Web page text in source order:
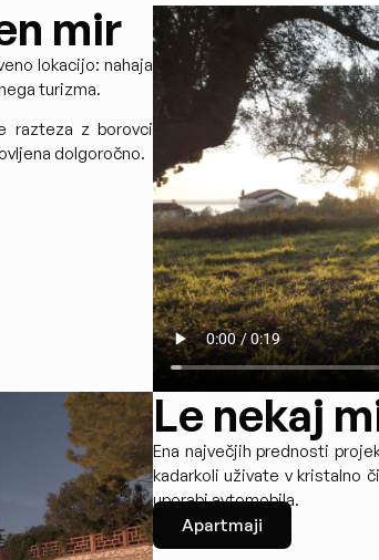
mir
lokacijo: nahaja
turizma.
razteza z borovci
dolgoročno.
Le nekaj
Ena največjih prednosti
kadarkoli uživate v kristalno
uporabi avtomobila.
Apartmaji